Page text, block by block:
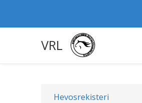
VRL
Hevosrekisteri